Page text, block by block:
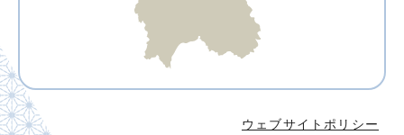
ウェブサイトポリシー